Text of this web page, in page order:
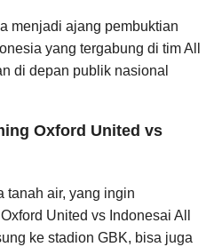
menjadi ajang pembuktian
yang tergabung di tim All
di depan publik nasional
Oxford United vs
tanah air, yang ingin
United vs Indonesai All
ke stadion GBK, bisa juga